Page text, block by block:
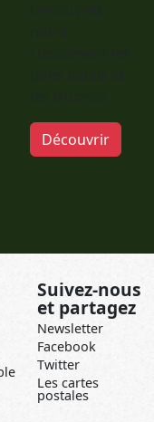
Découvrir
Suivez-nous
et partagez
Newsletter
Facebook
Twitter
Les cartes
postales